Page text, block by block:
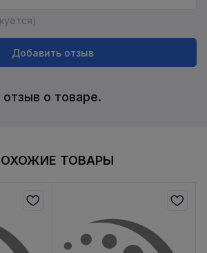
Добавить отзыв
о товаре.
ТОВАРЫ